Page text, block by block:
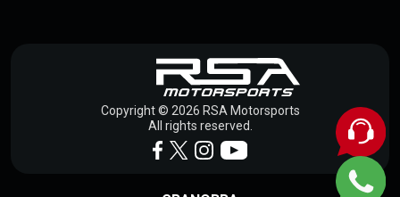
Copyright © 2026 RSA Motorsports
All rights reserved.